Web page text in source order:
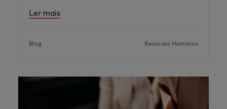
Ler mais
Blog Recursos Humanos